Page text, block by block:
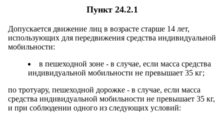
Пункт 24.2.1
Допускается движение лиц в возрасте старше 14 лет,
использующих для передвижения средства индивидуальной
мобильности:
в пешеходной зоне - в случае, если масса средства
индивидуальной мобильности не превышает 35 кг;
по тротуару, пешеходной дорожке - в случае, если масса
средства индивидуальной мобильности не превышает 35 кг,
и при соблюдении одного из следующих условий: